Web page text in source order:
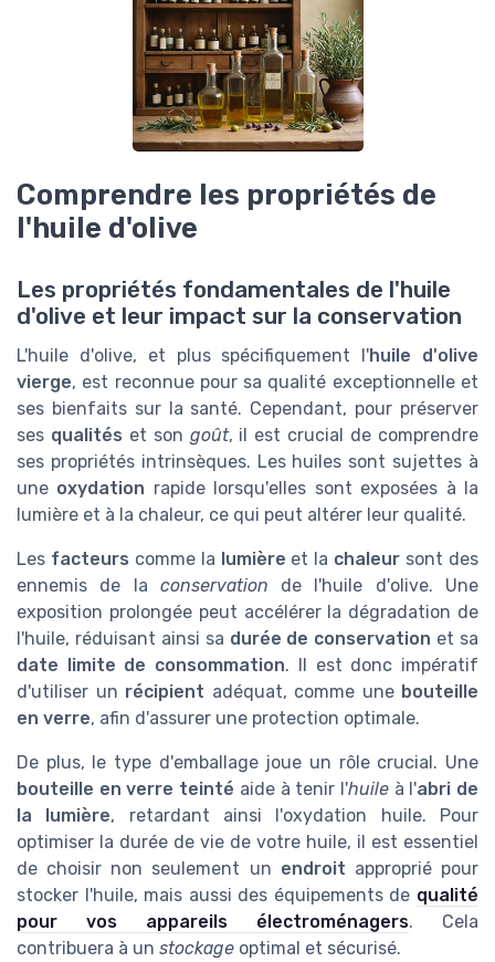
Comprendre les propriétés de
l'huile d'olive
Les propriétés fondamentales de l'huile
d'olive et leur impact sur la conservation
L'huile d'olive, et plus spécifiquement l'huile d'olive
vierge, est reconnue pour sa qualité exceptionnelle et
ses bienfaits sur la santé. Cependant, pour préserver
ses qualités et son goût, il est crucial de comprendre
ses propriétés intrinsèques. Les huiles sont sujettes à
une oxydation rapide lorsqu'elles sont exposées à la
lumière et à la chaleur, ce qui peut altérer leur qualité.
Les facteurs comme la lumière et la chaleur sont des
ennemis de la conservation de l'huile d'olive. Une
exposition prolongée peut accélérer la dégradation de
l'huile, réduisant ainsi sa durée de conservation et sa
date limite de consommation. Il est donc impératif
d'utiliser un récipient adéquat, comme une bouteille
en verre, afin d'assurer une protection optimale.
De plus, le type d'emballage joue un rôle crucial. Une
bouteille en verre teinté aide à tenir l'huileà l'abri de
la lumière, retardant ainsi l'oxydation huile. Pour
optimiser la durée de vie de votre huile, il est essentiel
de choisir non seulement un endroit approprié pour
stocker l'huile, mais aussi des équipements de qualité
pour vos appareils électroménagers. Cela
contribuera à un stockage optimal et sécurisé.